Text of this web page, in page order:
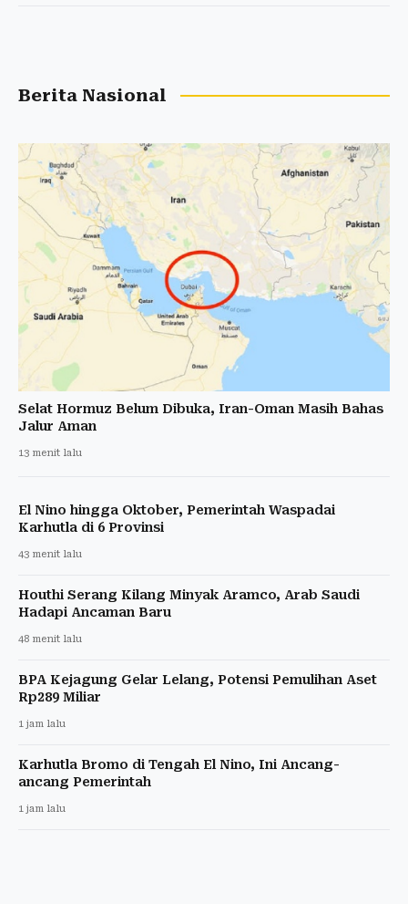
Berita Nasional
Selat Hormuz Belum Dibuka, Iran-Oman Masih Bahas
Jalur Aman
13 menit lalu
El Nino hingga Oktober, Pemerintah Waspadai
Karhutla di 6 Provinsi
43 menit lalu
Houthi Serang Kilang Minyak Aramco, Arab Saudi
Hadapi Ancaman Baru
48 menit lalu
BPA Kejagung Gelar Lelang, Potensi Pemulihan Aset
Rp289 Miliar
1 jam lalu
Karhutla Bromo di Tengah El Nino, Ini Ancang-
ancang Pemerintah
1 jam lalu